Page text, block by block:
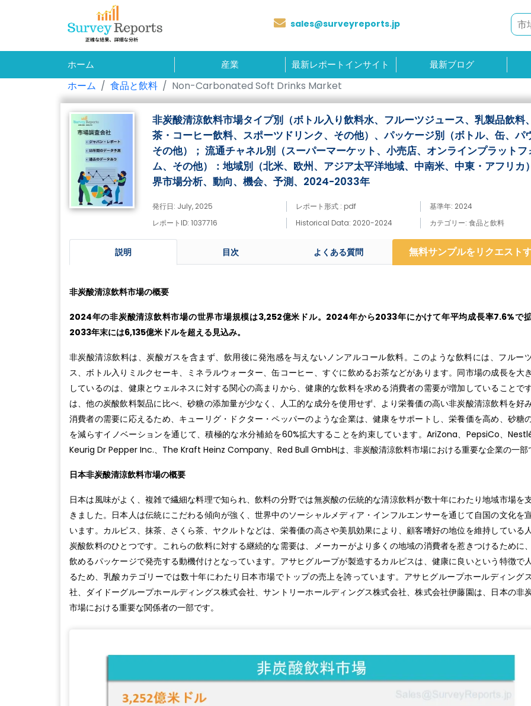
sales@surveyreports.jp
ホーム 産業 最新レポートインサイト 最新ブログ
ホーム 食品と飲料 Non-Carbonated Soft Drinks Market
非炭酸清涼飲料市場タイプ別（ボトル入り飲料水、フルーツジュース、乳製品飲料
茶・コーヒー飲料、スポーツドリンク、その他）、パッケージ別（ボトル、缶、パ
その他）； 流通チャネル別（スーパーマーケット、小売店、オンラインプラットフ
ム、その他）：地域別（北米、欧州、アジア太平洋地域、中南米、中東・アフリカ
界市場分析、動向、機会、予測、2024-2033年
発行日: July, 2025 レポート形式 : pdf
基準年: 2024
レポートID: 1037716
Historical Data: 2020-2024 カテゴリー: 食品と飲料
説明 目次 よくある質問 無料サンプルをリクエスト
非炭酸清涼飲料市場の概要
2024年の非炭酸清涼飲料市場の世界市場規模は3,252億米ドル。2024年から2033年にかけて年平均成長率7.6%で
2033年末には6,135億米ドルを超える見込み。
非炭酸清涼飲料は、炭酸ガスを含まず、飲用後に発泡感を与えないノンアルコール飲料。このような飲料には、フルー
ス、ボトル入りミルクセーキ、ミネラルウォーター、缶コーヒー、すぐに飲めるお茶などがあります。同市場の成長を大
しているのは、健康とウェルネスに対する関心の高まりから、健康的な飲料を求める消費者の需要が増加していることで
は、他の炭酸飲料製品に比べ、砂糖の添加量が少なく、人工的な成分を使用せず、より栄養価の高い非炭酸清涼飲料を好
消費者の需要に応えるため、キューリグ・ドクター・ペッパーのような企業は、健康をサポートし、栄養価を高め、砂糖
を減らすイノベーションを通じて、積極的な水分補給を60%拡大することを約束しています。AriZona、PepsiCo、
Keurig Dr Pepper Inc.、The Kraft Heinz Company、Red Bull GmbHは、非炭酸清涼飲料市場における重要な企業の一部
日本非炭酸清涼飲料市場の概要
日本は風味がよく、複雑で繊細な料理で知られ、飲料の分野では無炭酸の伝統的な清涼飲料が数十年にわたり地域市場を
きました。日本人は伝統にこだわる傾向が強く、世界中のソーシャルメディア・インフルエンサーを通じて自国の文化を
います。カルピス、抹茶、さくら茶、ヤクルトなどは、栄養価の高さや美肌効果により、顧客嗜好の地位を維持している
炭酸飲料のひとつです。これらの飲料に対する継続的な需要は、メーカーがより多くの地域の消費者を惹きつけるために
飲めるパッケージで発売する動機付けとなっています。アサヒグループが製造するカルピスは、健康に良いという特徴で
るため、乳酸カテゴリーでは数十年にわたり日本市場でトップの売上を誇っています。アサヒグループホールディング
社、ダイドーグループホールディングス株式会社、サントリーホールディングス株式会社、株式会社伊藤園は、日本の非
市場における重要な関係者の一部です。